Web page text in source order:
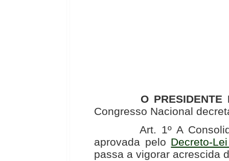
O PRESIDENTE
Congresso Nacional
Art. 1º A
aprovada pelo Decreto-
passa a vigorar acrescida